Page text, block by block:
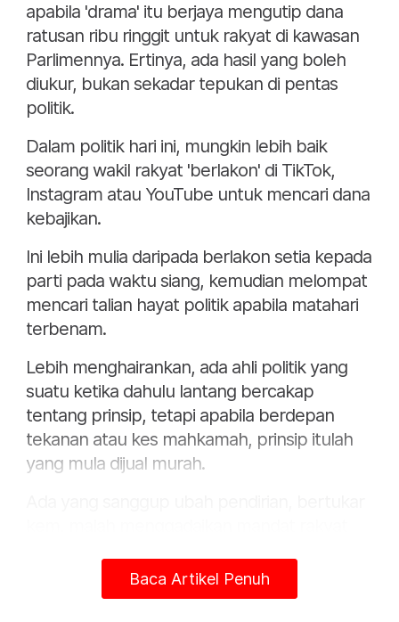
apabila 'drama' itu berjaya mengutip dana
ratusan ribu ringgit untuk rakyat di kawasan
Parlimennya. Ertinya, ada hasil yang boleh
diukur, bukan sekadar tepukan di pentas
politik.
Dalam politik hari ini, mungkin lebih baik
seorang wakil rakyat 'berlakon' di TikTok,
Instagram atau YouTube untuk mencari dana
kebajikan.
Ini lebih mulia daripada berlakon setia kepada
parti pada waktu siang, kemudian melompat
mencari talian hayat politik apabila matahari
terbenam.
Lebih menghairankan, ada ahli politik yang
suatu ketika dahulu lantang bercakap
tentang prinsip, tetapi apabila berdepan
tekanan atau kes mahkamah, prinsip itulah
yang mula dijual murah.
Baca Artikel Penuh